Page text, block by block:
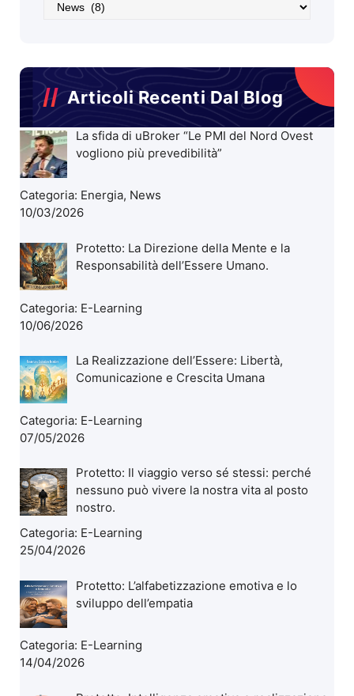
Articoli Recenti Dal Blog
La sfida di uBroker “Le PMI del Nord Ovest
vogliono più prevedibilità”
Categoria: Energia, News
10/03/2026
Protetto: La Direzione della Mente e la
Responsabilità dell’Essere Umano.
Categoria: E-Learning
10/06/2026
La Realizzazione dell’Essere: Libertà,
Comunicazione e Crescita Umana
Categoria: E-Learning
07/05/2026
Protetto: Il viaggio verso sé stessi: perché
nessuno può vivere la nostra vita al posto
nostro.
Categoria: E-Learning
25/04/2026
Protetto: L’alfabetizzazione emotiva e lo
sviluppo dell’empatia
Categoria: E-Learning
14/04/2026